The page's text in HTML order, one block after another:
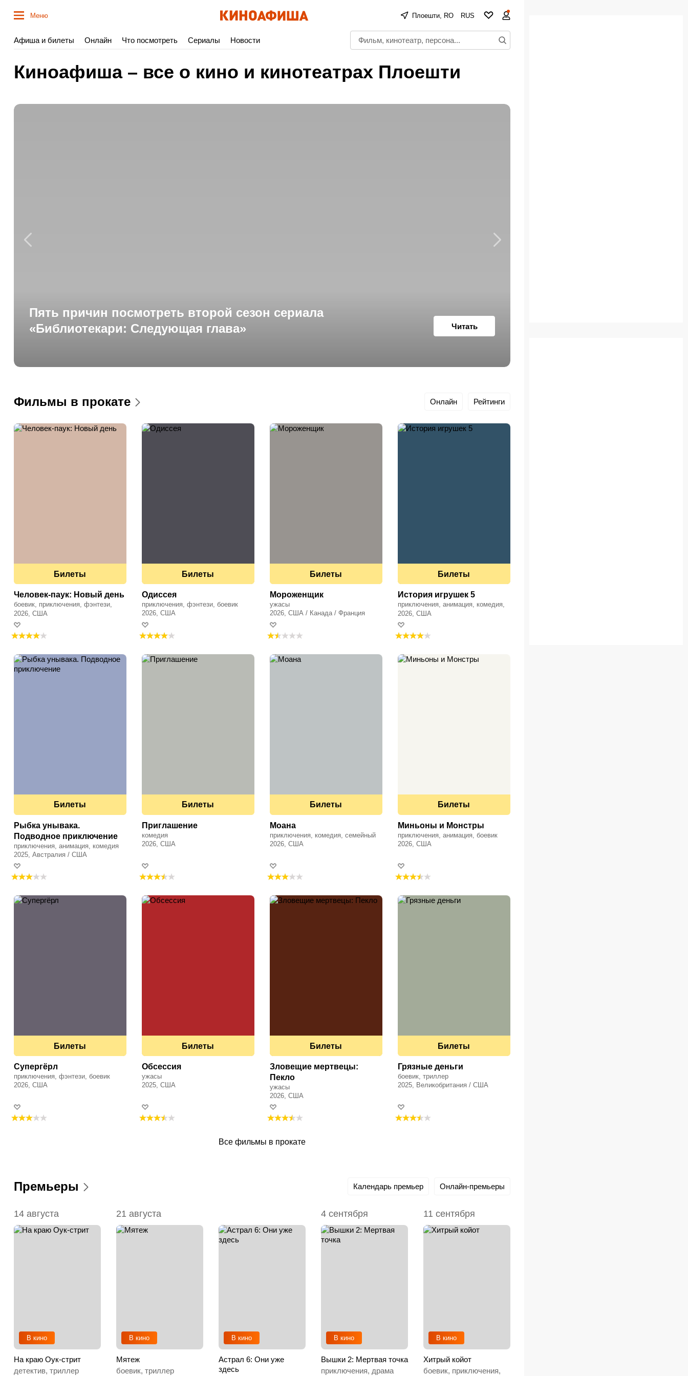
Меню Плоешти, RO RUS
Афиша и билеты Онлайн Что посмотреть Сериалы Новости
Киноафиша – все о кино и кинотеатрах Плоешти
Пять причин посмотреть второй сезон сериала
«Библиотекари: Следующая глава»
Читать
Фильмы в прокате Онлайн Рейтинги
Человек-паук: Новый день
боевик, приключения, фэнтези,
фантастика
2026, США
Билеты
Одиссея
приключения, фэнтези, боевик
2026, США
Билеты
Мороженщик
ужасы
2026, США / Канада / Франция
Билеты
История игрушек 5
приключения, анимация, комедия,
фэнтези, семейный, драма
2026, США
Билеты
Рыбка унывака.
Подводное приключение
приключения, анимация, комедия
2025, Австралия / США
Билеты
Приглашение
комедия
2026, США
Билеты
Моана
приключения, комедия, семейный
2026, США
Билеты
Миньоны и Монстры
приключения, анимация, боевик
2026, США
Билеты
Супергёрл
приключения, фэнтези, боевик
2026, США
Билеты
Обсессия
ужасы
2025, США
Билеты
Зловещие мертвецы:
Пекло
ужасы
2026, США
Билеты
Грязные деньги
боевик, триллер
2025, Великобритания / США
Билеты
Все фильмы в прокате
Премьеры Календарь премьер Онлайн-премьеры
14 августа
В кино
На краю Оук-стрит
детектив, триллер
21 августа
В кино
Мятеж
боевик, триллер
В кино
Астрал 6: Они уже
здесь
4 сентября
В кино
Вышки 2: Мертвая точка
приключения, драма
11 сентября
В кино
Хитрый койот
боевик, приключения,